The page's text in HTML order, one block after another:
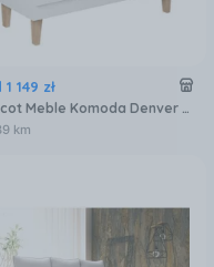
1 149 zł
Kocot Meble Komoda Denver Biała/Hikora 105073
km